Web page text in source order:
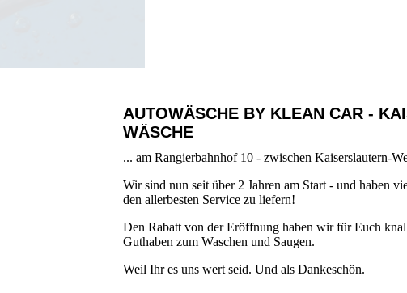
AUTOWÄSCHE BY KLEAN CAR -
WÄSCHE
... am Rangierbahnhof 10 - zwischen Kaiserslautern-
Wir sind nun seit über 2 Jahren am Start - und haben
den allerbesten Service zu liefern!
Den Rabatt von der Eröffnung haben wir für Euch
Guthaben zum Waschen und Saugen.
Weil Ihr es uns wert seid. Und als Dankeschön.